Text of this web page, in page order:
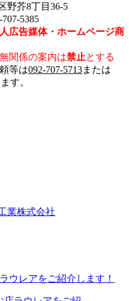
野芥8丁目36-5
5385
広告媒体・ホームページ商
関係の案内は禁止とする
等は092-707-5713または
す。
業株式会社